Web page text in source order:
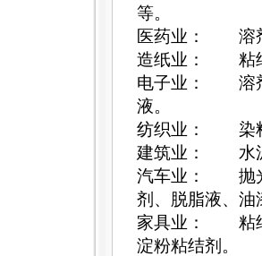
等。
医药业： 溶剂
造纸业： 粘结
电子业： 溶剂
液。
纺织业： 染料
建筑业： 水泥
汽车业： 抛光
剂、脱脂液、油
家具业： 粘结
淀粉粘结剂。